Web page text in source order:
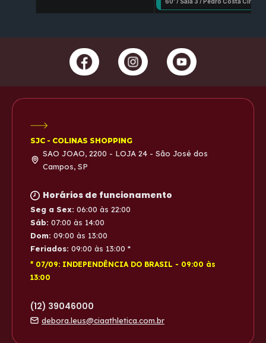
SJC - COLINAS SHOPPING
SAO JOAO, 2200 - LOJA 24 - São José dos
Campos, SP
Horários de funcionamento
Seg a Sex: 06:00 às 22:00
Sáb: 07:00 às 14:00
Dom: 09:00 às 13:00
Feriados: 09:00 às 13:00 *
* 07/09: INDEPENDÊNCIA DO BRASIL - 09:00 às
13:00
(12) 39046000
debora.leus@ciaathletica.com.br